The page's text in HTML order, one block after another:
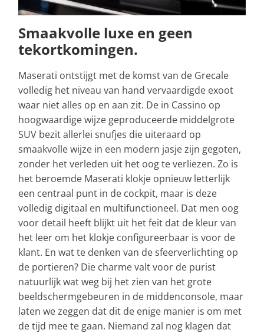
Smaakvolle luxe en geen
tekortkomingen.
Maserati ontstijgt met de komst van de Grecale
volledig het niveau van hand vervaardigde exoot
waar niet alles op en aan zit. De in Cassino op
hoogwaardige wijze geproduceerde middelgrote
SUV bezit allerlei snufjes die uiteraard op
smaakvolle wijze in een modern jasje zijn gegoten,
zonder het verleden uit het oog te verliezen. Zo is
het beroemde Maserati klokje opnieuw letterlijk
een centraal punt in de cockpit, maar is deze
volledig digitaal en multifunctioneel. Dat men oog
voor detail heeft blijkt uit het feit dat de kleur van
het leer om het klokje configureerbaar is voor de
klant. En wat te denken van de sfeerverlichting op
de portieren? Die charme valt voor de purist
natuurlijk wat weg bij het zien van het grote
beeldschermgebeuren in de middenconsole, maar
laten we zeggen dat dit de enige manier is om met
de tijd mee te gaan. Niemand zal nog klagen dat